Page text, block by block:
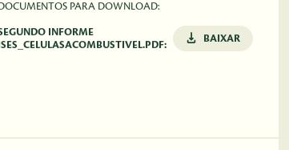
PARA DOWNLOAD:
INFORME
ISES_CELULASACOMBUSTIVEL.PDF:
BAIXAR